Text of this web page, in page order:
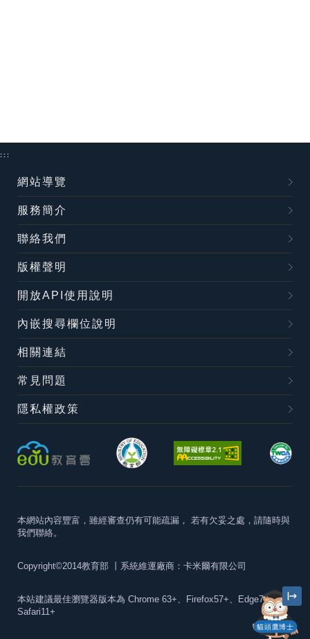
貓頭鷹博士
:::
網站導覽
服務簡介
聯絡我們
版權聲明
開放API使用說明
內嵌搜尋欄位說明
相關連結
常見問題
隱私權政策
本網站內容豐富，雖經審查仍有可能疏漏， 若有欠妥之處，請隨時與
我們聯絡。
Copyright©2014教育部 丨系統維運廠商：卡米爾有限公司
本站建議最佳瀏覽器版本為 Chrome 63+、Firefox57+、Edge79+及
Safari11+